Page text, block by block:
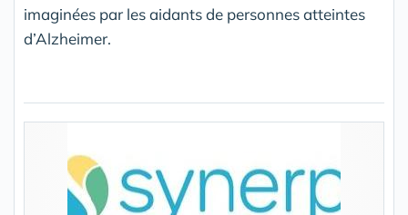
imaginées par les aidants de personnes atteintes
d’Alzheimer.